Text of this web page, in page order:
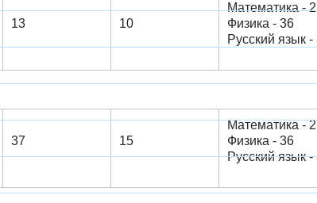
13 10
Математика -
Физика - 36
Русский язык -
37 15
Математика -
Физика - 36
Русский язык -